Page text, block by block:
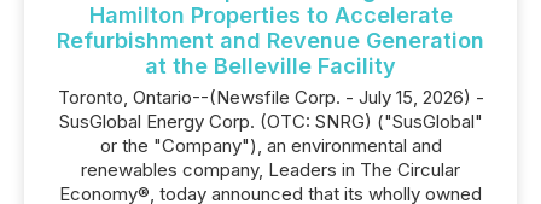
Hamilton Properties to Accelerate
Refurbishment and Revenue Generation
at the Belleville Facility
Toronto, Ontario--(Newsfile Corp. - July 15, 2026) -
SusGlobal Energy Corp. (OTC: SNRG) ("SusGlobal"
or the "Company"), an environmental and
renewables company, Leaders in The Circular
Economy®, today announced that its wholly owned